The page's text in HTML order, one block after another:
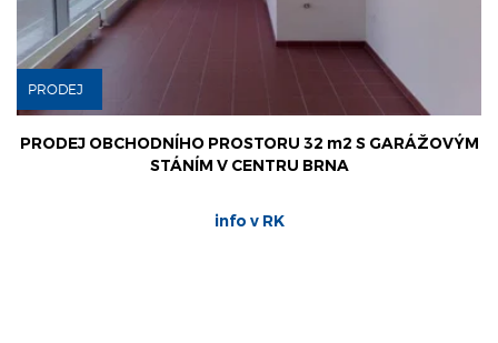
PRODEJ
PRODEJ OBCHODNÍHO PROSTORU 32 m2 S GARÁŽOVÝM
STÁNÍM V CENTRU BRNA
info v RK